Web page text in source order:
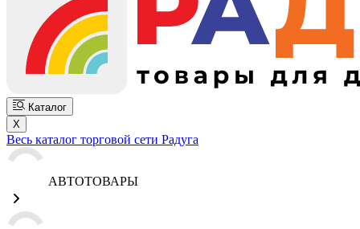
Каталог
X
Весь каталог торговой сети Радуга
АВТОТОВАРЫ